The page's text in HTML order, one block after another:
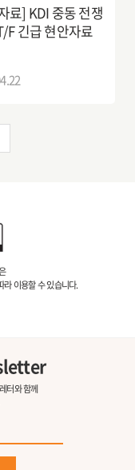
료] KDI 중동 전쟁
F 긴급 현안자료
라 이용할 수 있습니다.
터와 함께